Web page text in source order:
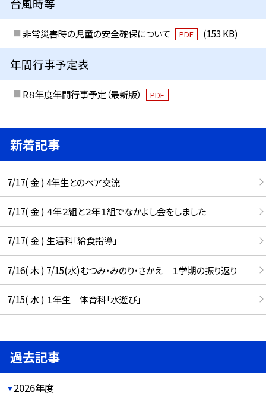
非常災害時の児童の安全確保について PDF (153 KB)
年間行事予定表
R８年度年間行事予定（最新版） PDF
新着記事
7/17( 金 ) 4年生とのペア交流
7/17( 金 ) ４年２組と２年１組でなかよし会をしました
7/17( 金 ) 生活科「給食指導」
7/16( 木 ) 7/15(水)むつみ・みのり・さかえ １学期の振り返り
7/15( 水 ) １年生 体育科「水遊び」
過去記事
2026年度